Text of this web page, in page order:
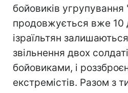
бойовиків
продовжується вже 10
ізраїльтян
звільнення двох
бойовиками, і
екстремістів. Разом з